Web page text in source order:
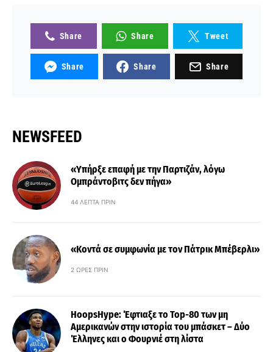
Share Share Tweet
Share Share Share
NEWSFEED
«Υπήρξε επαφή με την Παρτιζάν, λόγω
Ομπράντοβιτς δεν πήγα»
44 ΛΕΠΤΆ ΠΡΙΝ
«Κοντά σε συμφωνία με τον Πάτρικ Μπέβερλι»
2 ΏΡΕΣ ΠΡΙΝ
HoopsHype: Έφτιαξε το Top-80 των μη
Αμερικανών στην ιστορία του μπάσκετ – Δύο
Έλληνες και ο Φουρνιέ στη λίστα